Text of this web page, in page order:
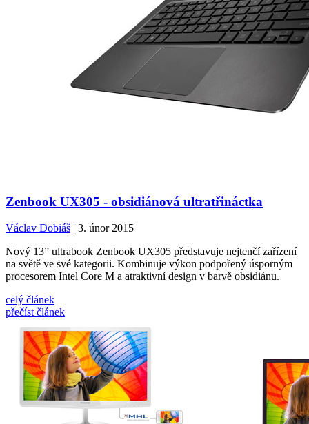
Zenbook UX305 - obsidiánová ultratřináctka
Václav Dobiáš | 3. únor 2015
Nový 13” ultrabook Zenbook UX305 představuje nejtenčí zařízení
na světě ve své kategorii. Kombinuje výkon podpořený úsporným
procesorem Intel Core M a atraktivní design v barvě obsidiánu.
celý článek
přečíst článek